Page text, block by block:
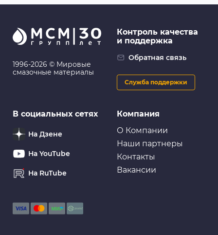
1996-2026 © Мировые
смазочные материалы
Компания
О Компании
Наши партнеры
Контакты
Вакансии
Контроль качества
и поддержка
Обратная связь
Служба поддержки
В социальных сетях
На Дзене
На YouTube
На RuTube